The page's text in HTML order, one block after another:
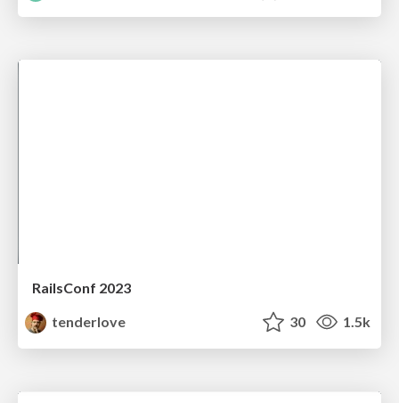
RailsConf 2023
tenderlove
30 1.5k